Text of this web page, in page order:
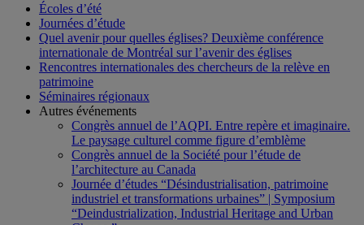
Écoles d’été
Journées d’étude
Quel avenir pour quelles églises? Deuxième conférence
internationale de Montréal sur l’avenir des églises
Rencontres internationales des chercheurs de la relève en
patrimoine
Séminaires régionaux
Autres événements
Congrès annuel de l’AQPI. Entre repère et imaginaire.
Le paysage culturel comme figure d’emblème
Congrès annuel de la Société pour l’étude de
l’architecture au Canada
Journée d’études “Désindustrialisation, patrimoine
industriel et transformations urbaines” | Symposium
“Deindustrialization, Industrial Heritage and Urban